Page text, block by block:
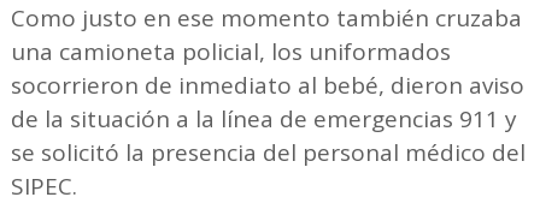
Como justo en ese momento también cruzaba
una camioneta policial, los uniformados
socorrieron de inmediato al bebé, dieron aviso
de la situación a la línea de emergencias 911 y
se solicitó la presencia del personal médico del
SIPEC.